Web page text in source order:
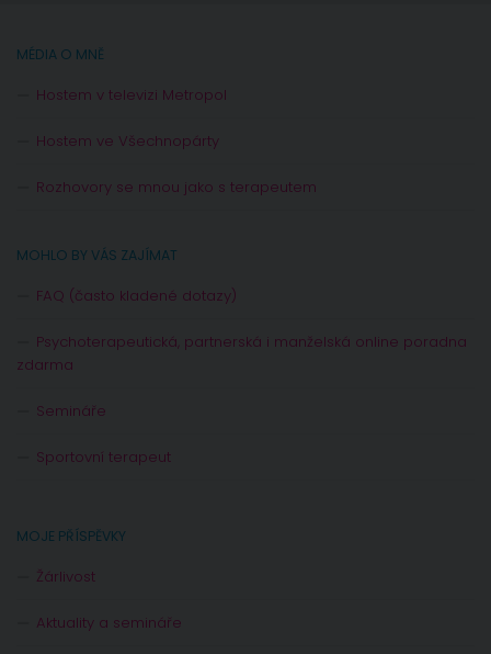
MÉDIA O MNĚ
Hostem v televizi Metropol
Hostem ve Všechnopárty
Rozhovory se mnou jako s terapeutem
MOHLO BY VÁS ZAJÍMAT
FAQ (často kladené dotazy)
Psychoterapeutická, partnerská i manželská online poradna
zdarma
Semináře
Sportovní terapeut
MOJE PŘÍSPĚVKY
Žárlivost
Aktuality a semináře